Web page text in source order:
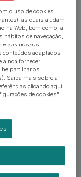
7+ Rico
com 7 ou mais
o uso de cookies
as quais ajudam
na Web, bem como, a
hábitos de navegação,
e aos nossos
conteúdos adaptados
ainda fornecer
partilhar os
Saiba mais sobre a
clicando aqui
de cookies"